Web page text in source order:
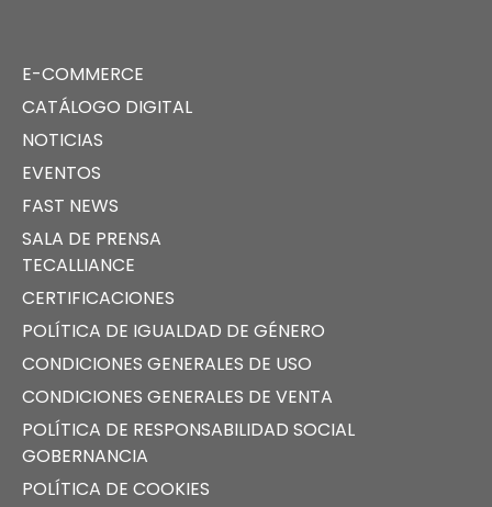
E-COMMERCE
CATÁLOGO DIGITAL
NOTICIAS
EVENTOS
FAST NEWS
SALA DE PRENSA
TECALLIANCE
CERTIFICACIONES
POLÍTICA DE IGUALDAD DE GÉNERO
CONDICIONES GENERALES DE USO
CONDICIONES GENERALES DE VENTA
POLÍTICA DE RESPONSABILIDAD SOCIAL
GOBERNANCIA
POLÍTICA DE COOKIES